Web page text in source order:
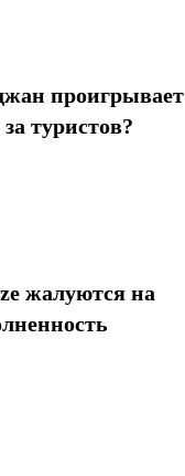
проигрывает
туристов?
жалуются на